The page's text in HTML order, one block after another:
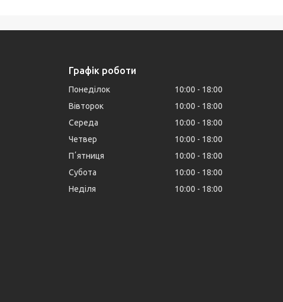
Графік роботи
Понеділок 10:00
18:00
Вівторок
10:00
18:00
Середа
10:00
18:00
Четвер
10:00
18:00
Пʼятниця
10:00
18:00
Субота
10:00
18:00
Неділя
10:00 18:00